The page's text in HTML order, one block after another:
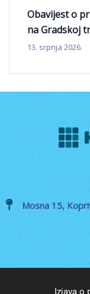
Obavijest o
na Gradskoj
13. srpnja 2026.
Mosna 15,
Izjava o